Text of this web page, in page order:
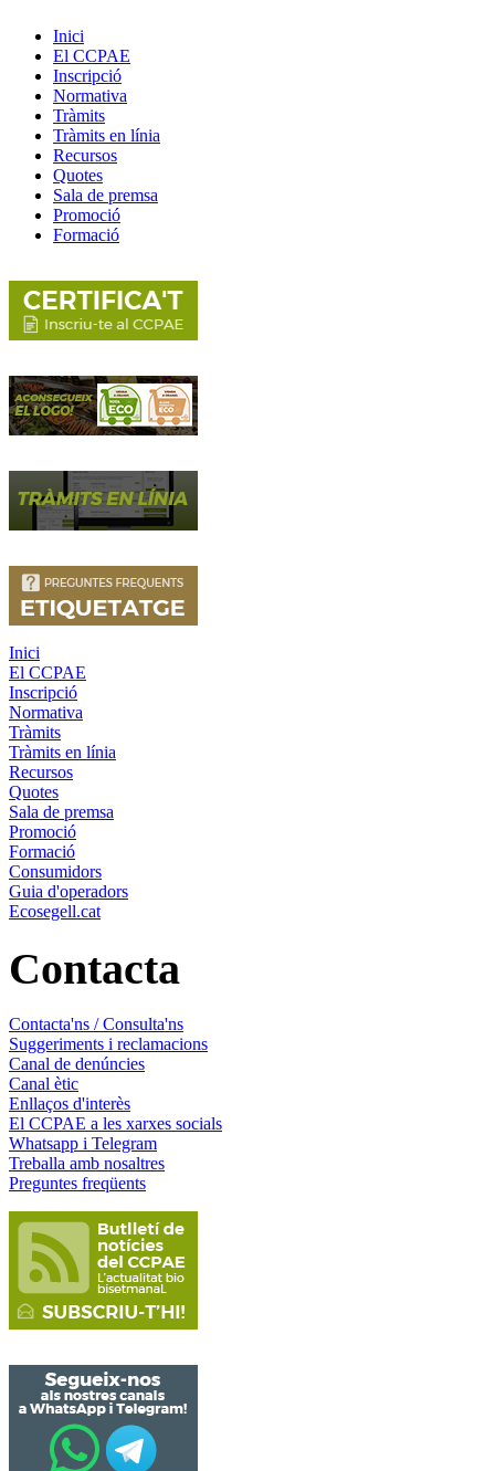
Inici
El CCPAE
Inscripció
Normativa
Tràmits
Tràmits en línia
Recursos
Quotes
Sala de premsa
Promoció
Formació
Inici
El CCPAE
Inscripció
Normativa
Tràmits
Tràmits en línia
Recursos
Quotes
Sala de premsa
Promoció
Formació
Consumidors
Guia d'operadors
Ecosegell.cat
Contacta
Contacta'ns / Consulta'ns
Suggeriments i reclamacions
Canal de denúncies
Canal ètic
Enllaços d'interès
El CCPAE a les xarxes socials
Whatsapp i Telegram
Treballa amb nosaltres
Preguntes freqüents